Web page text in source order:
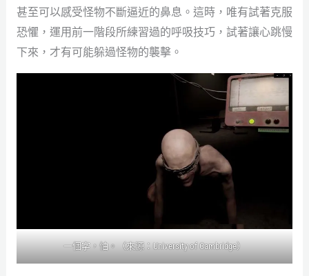
甚至可以感受怪物不斷逼近的鼻息。這時，唯有試著克服
恐懼，運用前一階段所練習過的呼吸技巧，試著讓心跳慢
下來，才有可能躲過怪物的襲擊。
一個字，怕。（來源：University of Cambridge）